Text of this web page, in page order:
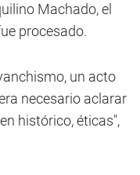
Machado, el
procesado.
un acto
necesario aclarar
histórico, éticas",